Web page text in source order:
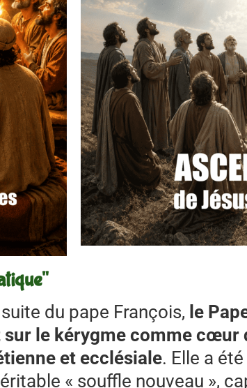
du pape François, le
le kérygme comme cœur
et ecclésiale. Elle a
« souffle nouveau »,